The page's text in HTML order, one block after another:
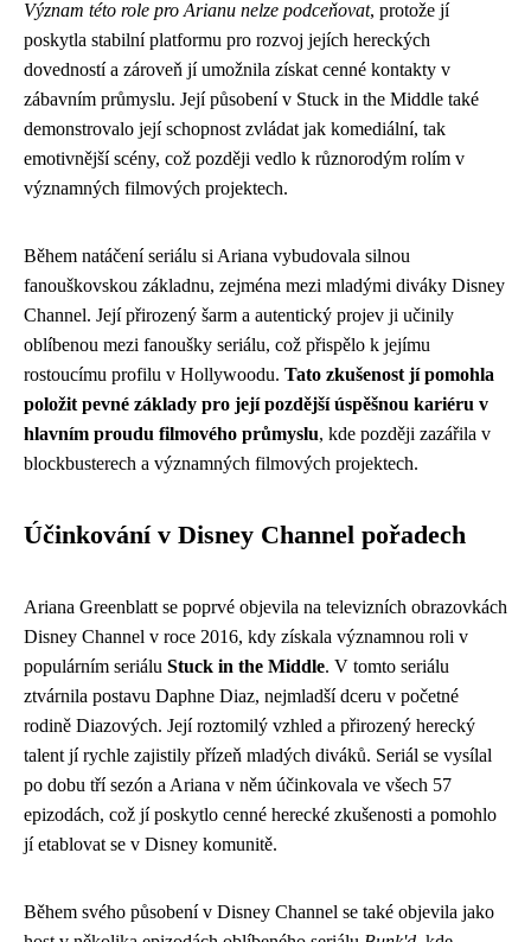
Význam této role pro Arianu nelze podceňovat, protože jí
poskytla stabilní platformu pro rozvoj jejích hereckých
dovedností a zároveň jí umožnila získat cenné kontakty v
zábavním průmyslu. Její působení v Stuck in the Middle také
demonstrovalo její schopnost zvládat jak komediální, tak
emotivnější scény, což později vedlo k různorodým rolím v
významných filmových projektech.
Během natáčení seriálu si Ariana vybudovala silnou
fanouškovskou základnu, zejména mezi mladými diváky Disney
Channel. Její přirozený šarm a autentický projev ji učinily
oblíbenou mezi fanoušky seriálu, což přispělo k jejímu
rostoucímu profilu v Hollywoodu. Tato zkušenost jí pomohla
položit pevné základy pro její pozdější úspěšnou kariéru v
hlavním proudu filmového průmyslu, kde později zazářila v
blockbusterech a významných filmových projektech.
Účinkování v Disney Channel pořadech
Ariana Greenblatt se poprvé objevila na televizních obrazovkách
Disney Channel v roce 2016, kdy získala významnou roli v
populárním seriálu Stuck in the Middle. V tomto seriálu
ztvárnila postavu Daphne Diaz, nejmladší dceru v početné
rodině Diazových. Její roztomilý vzhled a přirozený herecký
talent jí rychle zajistily přízeň mladých diváků. Seriál se vysílal
po dobu tří sezón a Ariana v něm účinkovala ve všech 57
epizodách, což jí poskytlo cenné herecké zkušenosti a pomohlo
jí etablovat se v Disney komunitě.
Během svého působení v Disney Channel se také objevila jako